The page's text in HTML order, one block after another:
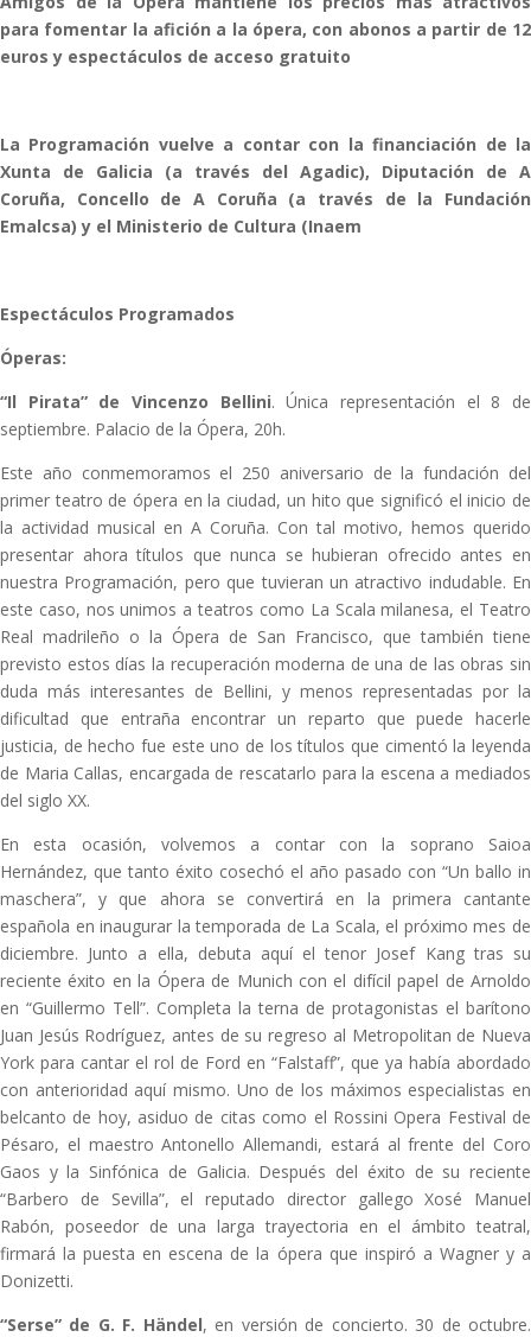
para fomentar la afición a la ópera, con abonos a partir de 12
euros y espectáculos de acceso gratuito
La Programación vuelve a contar con la financiación de la
Xunta de Galicia (a través del Agadic), Diputación de A
Coruña, Concello de A Coruña (a través de la Fundación
Emalcsa) y el Ministerio de Cultura (Inaem
Espectáculos Programados
Óperas:
“Il Pirata” de Vincenzo Bellini. Única representación el 8 de
septiembre. Palacio de la Ópera, 20h.
Este año conmemoramos el 250 aniversario de la fundación del
primer teatro de ópera en la ciudad, un hito que significó el inicio de
la actividad musical en A Coruña. Con tal motivo, hemos querido
presentar ahora títulos que nunca se hubieran ofrecido antes en
nuestra Programación, pero que tuvieran un atractivo indudable. En
este caso, nos unimos a teatros como La Scala milanesa, el Teatro
Real madrileño o la Ópera de San Francisco, que también tiene
previsto estos días la recuperación moderna de una de las obras sin
duda más interesantes de Bellini, y menos representadas por la
dificultad que entraña encontrar un reparto que puede hacerle
justicia, de hecho fue este uno de los títulos que cimentó la leyenda
de Maria Callas, encargada de rescatarlo para la escena a mediados
del siglo XX.
En esta ocasión, volvemos a contar con la soprano Saioa
Hernández, que tanto éxito cosechó el año pasado con “Un ballo in
maschera”, y que ahora se convertirá en la primera cantante
española en inaugurar la temporada de La Scala, el próximo mes de
diciembre. Junto a ella, debuta aquí el tenor Josef Kang tras su
reciente éxito en la Ópera de Munich con el difícil papel de Arnoldo
en “Guillermo Tell”. Completa la terna de protagonistas el barítono
Juan Jesús Rodríguez, antes de su regreso al Metropolitan de Nueva
York para cantar el rol de Ford en “Falstaff”, que ya había abordado
con anterioridad aquí mismo. Uno de los máximos especialistas en
belcanto de hoy, asiduo de citas como el Rossini Opera Festival de
Pésaro, el maestro Antonello Allemandi, estará al frente del Coro
Gaos y la Sinfónica de Galicia. Después del éxito de su reciente
“Barbero de Sevilla”, el reputado director gallego Xosé Manuel
Rabón, poseedor de una larga trayectoria en el ámbito teatral,
firmará la puesta en escena de la ópera que inspiró a Wagner y a
Donizetti.
“Serse” de G. F. Händel, en versión de concierto. 30 de octubre.